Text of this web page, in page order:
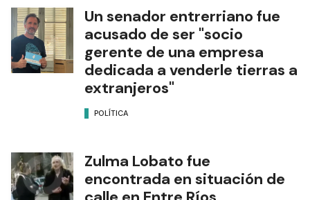
Un senador entrerriano fue
acusado de ser "socio
gerente de una empresa
dedicada a venderle tierras a
extranjeros"
POLÍTICA
Zulma Lobato fue
encontrada en situación de